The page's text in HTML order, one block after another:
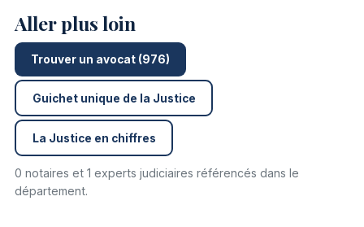
Aller plus loin
Trouver un avocat (976)
Guichet unique de la Justice
La Justice en chiffres
0 notaires et 1 experts judiciaires référencés dans le
département.